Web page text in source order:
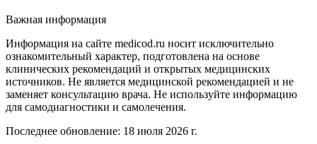
Важная информация
Информация на сайте medicod.ru носит исключительно
ознакомительный характер, подготовлена на основе
клинических рекомендаций и открытых медицинских
источников. Не является медицинской рекомендацией и не
заменяет консультацию врача. Не используйте информацию
для самодиагностики и самолечения.
Последнее обновление: 18 июля 2026 г.